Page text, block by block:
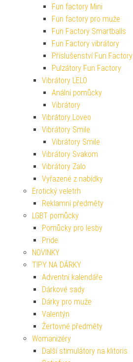
Fun factory Mini
Fun factory pro muže
Fun Factory Smartballs
Fun Factory vibrátory
Příslušenství Fun Factory
Pulzátory Fun Factory
Vibrátory LELO
Anální pomůcky
Vibrátory
Vibrátory Loveo
Vibrátory Smile
Vibrátory Smile
Vibrátory Svakom
Vibrátory Zalo
Vyřazené z nabídky
Erotický veletrh
Reklamní předměty
LGBT pomůcky
Pomůcky pro lesby
Pride
NOVINKY
TIPY NA DÁRKY
Adventní kalendáře
Dárkové sady
Dárky pro muže
Valentýn
Žertovné předměty
Womanizéry
Další stimulátory na klitoris